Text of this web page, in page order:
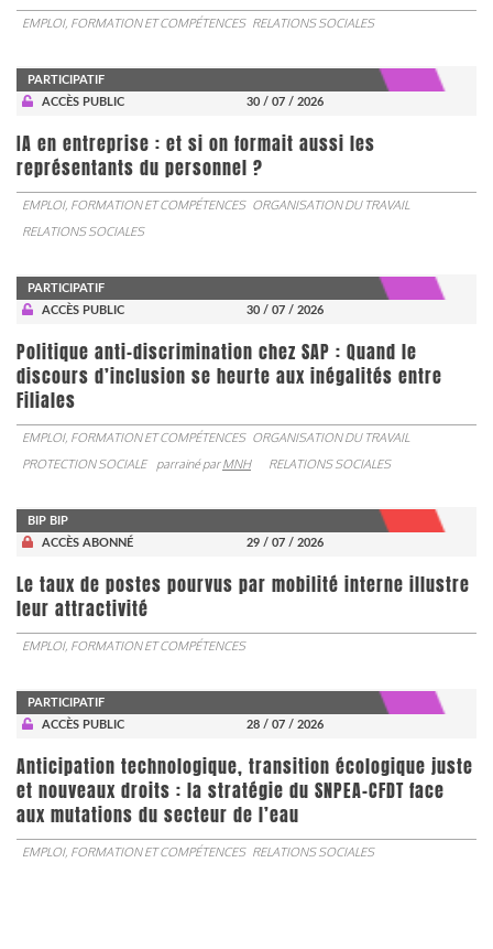
EMPLOI, FORMATION ET COMPÉTENCES RELATIONS SOCIALES
PARTICIPATIF
ACCÈS PUBLIC
30 / 07 / 2026
IA en entreprise : et si on formait aussi les
représentants du personnel ?
EMPLOI, FORMATION ET COMPÉTENCES ORGANISATION DU TRAVAIL
RELATIONS SOCIALES
PARTICIPATIF
ACCÈS PUBLIC
30 / 07 / 2026
Politique anti-discrimination chez SAP : Quand le
discours d’inclusion se heurte aux inégalités entre
Filiales
EMPLOI, FORMATION ET COMPÉTENCES ORGANISATION DU TRAVAIL
PROTECTION SOCIALE
parrainé parMNH RELATIONS SOCIALES
BIP BIP
ACCÈS ABONNÉ
29 / 07 / 2026
Le taux de postes pourvus par mobilité interne illustre
leur attractivité
EMPLOI, FORMATION ET COMPÉTENCES
PARTICIPATIF
ACCÈS PUBLIC
28 / 07 / 2026
Anticipation technologique, transition écologique juste
et nouveaux droits : la stratégie du SNPEA-CFDT face
aux mutations du secteur de l’eau
EMPLOI, FORMATION ET COMPÉTENCES RELATIONS SOCIALES